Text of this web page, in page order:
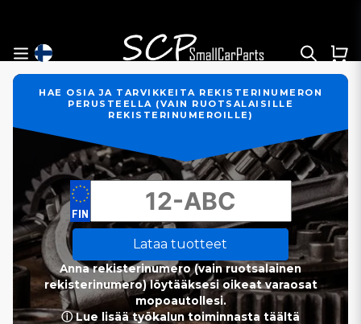
HAE OSIA JA TARVIKKEITA REKISTERINUMERON
PERUSTEELLA (VAIN RUOTSALAISILLE
REKISTERINUMEROILLE)
Lataa tuotteet
Anna rekisterinumero (vain ruotsalainen
rekisterinumero) löytääksesi oikeat varaosat
mopoautollesi.
ⓘ Lue lisää työkalun toiminnasta täältä